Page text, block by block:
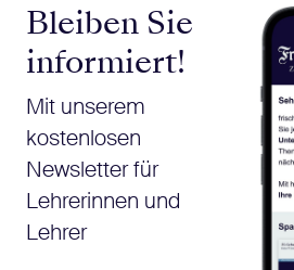
Bleiben Sie
informiert!
Mit unserem
kostenlosen
Newsletter für
Lehrerinnen und
Lehrer